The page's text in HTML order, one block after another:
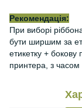
Рекомендація:
При виборі
бути ширшим за
етикетку +
принтера, з часом